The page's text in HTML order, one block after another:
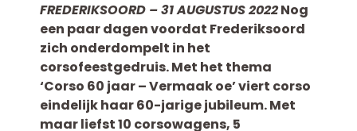
FREDERIKSOORD – 31 AUGUSTUS 2022Nog
een paar dagen voordat Frederiksoord
zich onderdompelt in het
corsofeestgedruis. Met het thema
‘Corso 60 jaar – Vermaak oe’ viert corso
eindelijk haar 60-jarige jubileum. Met
maar liefst 10 corsowagens, 5